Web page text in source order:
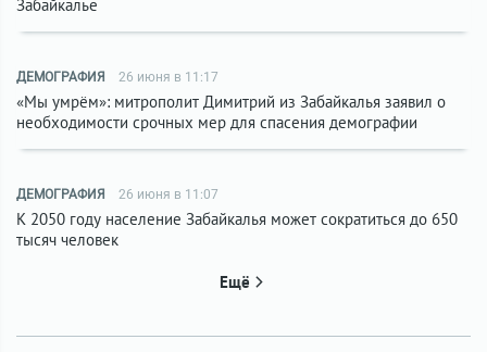
Забайкалье
ДЕМОГРАФИЯ 26 июня в 11:17
«Мы умрём»: митрополит Димитрий из Забайкалья заявил о
необходимости срочных мер для спасения демографии
ДЕМОГРАФИЯ 26 июня в 11:07
К 2050 году население Забайкалья может сократиться до 650
тысяч человек
Ещё